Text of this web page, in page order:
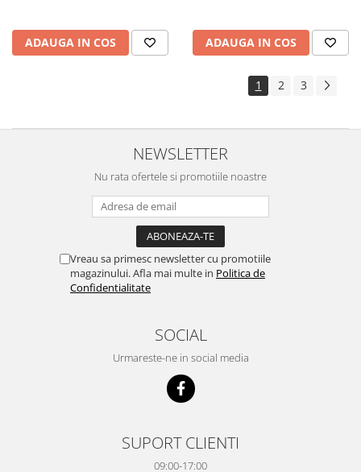
ADAUGA IN COS ADAUGA IN COS
1 2 3
NEWSLETTER
Nu rata ofertele si promotiile noastre
Vreau sa primesc newsletter cu promotiile
magazinului. Afla mai multe in Politica de
Confidentialitate
SOCIAL
Urmareste-ne in social media
SUPORT CLIENTI
09:00-17:00